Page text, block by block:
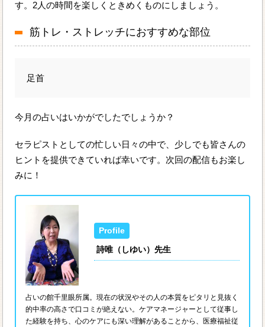
す。2人の時間を楽しくときめくものにしましょう。
筋トレ・ストレッチにおすすめな部位
足首
今月の占いはいかがでしたでしょうか？
セラピストとしての忙しい日々の中で、少しでも皆さんの
ヒントを提供できていれば幸いです。次回の配信もお楽し
みに！
詩唯（しゆい）先生
占いの館千里眼所属。現在の状況やその人の本質をピタリと見抜く
的中率の高さで口コミが絶えない。ケアマネージャーとして従事し
た経験を持ち、心のケアにも深い理解があることから、医療福祉従